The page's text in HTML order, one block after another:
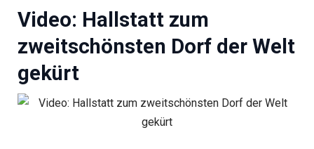
Video: Hallstatt zum
zweitschönsten Dorf der Welt
gekürt